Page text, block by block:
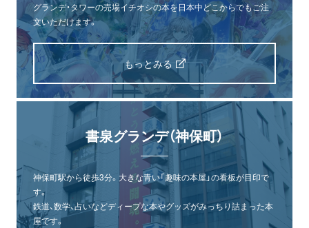
グランデ・タワーの売場イチオシの本を日本中どこからでもご注
文いただけます。
もっとみる
書泉グランデ（神保町）
神保町駅から徒歩3分。大きな青い「趣味の本屋」の看板が目印で
す。
鉄道、数学、占いなどディープな本やグッズがみっちり詰まった本
屋です。